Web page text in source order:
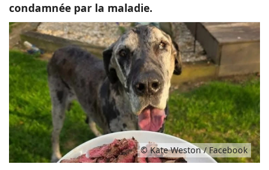
condamnée par la maladie.
© Kate Weston / Facebook